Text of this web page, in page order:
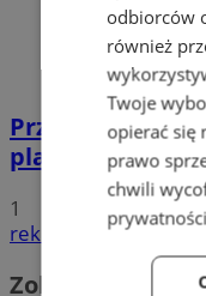
Przyszłość
planowane
1
reklama
Zobacz również
odbiorców
również
Twoje
opierać się
prawo
chwili
prywatności